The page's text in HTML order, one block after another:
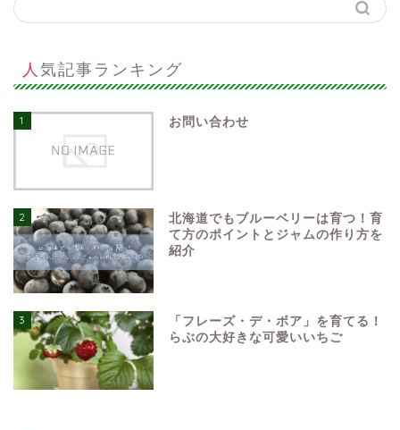
人気記事ランキング
1 お問い合わせ
2
北海道でもブルーベリーは育つ！育
て方のポイントとジャムの作り方を
紹介
3
「フレーズ・デ・ボア」を育てる！
らぶの大好きな可愛いいちご